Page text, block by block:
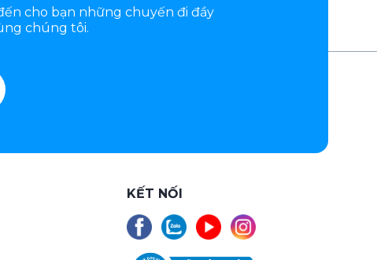
cho bạn những chuyến đi đầy
chúng tôi.
KẾT NỐI